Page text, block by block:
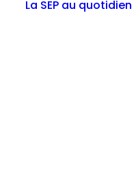
La SEP au quotidien